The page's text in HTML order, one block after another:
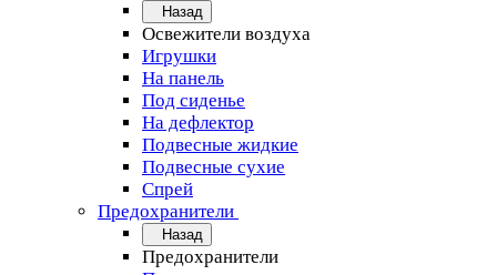
Назад
Освежители воздуха
Игрушки
На панель
Под сиденье
На дефлектор
Подвесные жидкие
Подвесные сухие
Спрей
Предохранители
Назад
Предохранители